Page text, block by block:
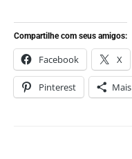
Compartilhe com seus amigos:
Facebook X
Pinterest Mais